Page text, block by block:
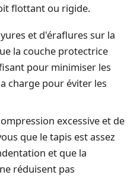
flottant ou rigide.
et d'éraflures sur la
la couche protectrice
pour minimiser les
charge pour éviter les
excessive et de
que le tapis est assez
et que la
réduisent pas